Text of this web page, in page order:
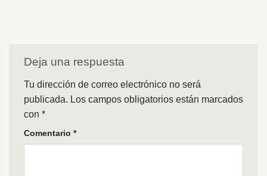
Deja una respuesta
Tu dirección de correo electrónico no será
publicada. Los campos obligatorios están marcados
con *
Comentario *